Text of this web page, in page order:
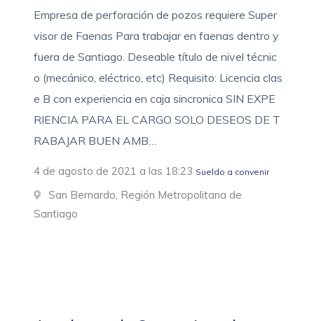
Empresa de perforación de pozos requiere Super
visor de Faenas Para trabajar en faenas dentro y
fuera de Santiago. Deseable título de nivel técnic
o (mecánico, eléctrico, etc) Requisito: Licencia clas
e B con experiencia en caja sincronica SIN EXPE
RIENCIA PARA EL CARGO SOLO DESEOS DE T
RABAJAR BUEN AMB…
4 de agosto de 2021 a las 18:23 Sueldo a convenir
San Bernardo, Región Metropolitana de
Santiago